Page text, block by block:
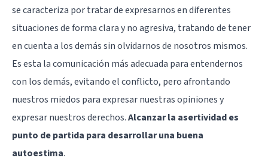
se caracteriza por tratar de expresarnos en diferentes
situaciones de forma clara y no agresiva, tratando de tener
en cuenta a los demás sin olvidarnos de nosotros mismos.
Es esta la comunicación más adecuada para entendernos
con los demás, evitando el conflicto, pero afrontando
nuestros miedos para expresar nuestras opiniones y
expresar nuestros derechos.Alcanzar la asertividad es
punto de partida para desarrollar una buena
autoestima.